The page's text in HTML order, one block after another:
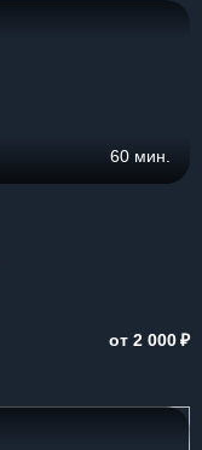
60 мин.
от 2 000₽